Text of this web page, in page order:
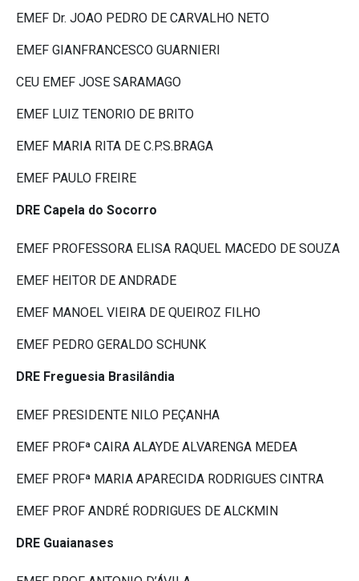
EMEF Dr. JOAO PEDRO DE CARVALHO NETO
EMEF GIANFRANCESCO GUARNIERI
CEU EMEF JOSE SARAMAGO
EMEF LUIZ TENORIO DE BRITO
EMEF MARIA RITA DE C.P.S.BRAGA
EMEF PAULO FREIRE
DRE Capela do Socorro
EMEF PROFESSORA ELISA RAQUEL MACEDO DE SOUZA
EMEF HEITOR DE ANDRADE
EMEF MANOEL VIEIRA DE QUEIROZ FILHO
EMEF PEDRO GERALDO SCHUNK
DRE Freguesia Brasilândia
EMEF PRESIDENTE NILO PEÇANHA
EMEF PROFª CAIRA ALAYDE ALVARENGA MEDEA
EMEF PROFª MARIA APARECIDA RODRIGUES CINTRA
EMEF PROF ANDRÉ RODRIGUES DE ALCKMIN
DRE Guaianases